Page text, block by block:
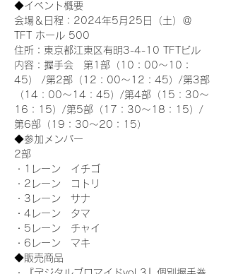
◆イベント概要
会場＆日程：2024年5月25日（土）＠
TFT ホール 500
住所：東京都江東区有明3-4-10 TFTビル
内容：握手会　第1部（10：00～10：
45） /第2部（12：00～12：45）/第3部
（14：00～14：45）/第4部（15：30～
16：15）/第5部（17：30～18：15）/
第6部（19：30～20：15）
◆参加メンバー
2部
・1レーン　イチゴ
・2レーン　コトリ
・3レーン　サナ
・4レーン　タマ
・5レーン　チャイ
・6レーン　マキ
◆販売商品